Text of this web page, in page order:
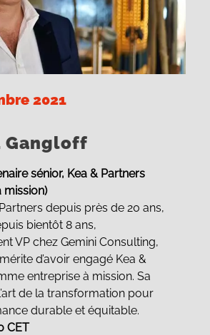
2021
Gangloff
sénior, Kea & Partners
mission)
depuis près de 20 ans,
bientôt 8 ans,
VP chez Gemini Consulting,
d’avoir engagé Kea &
entreprise à mission. Sa
de la transformation pour
durable et équitable.
CET